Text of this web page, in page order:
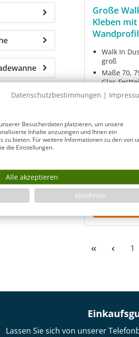
818
Große
Kleben
Wandprofil
Walk In
groß
Maße 70,
Glas-
Dusche
Innen
Messing
Modell:
1-
1
Lassen Sie sich von unserer
Datenschutzbestimmungen |
Besucherdaten platzieren, um unsere
Inhalte anzuzeigen und Ihnen ein
zu bieten. Für weitere Informationen zu den von
die Einstellungen.
Alle akzeptieren
Ablehnen